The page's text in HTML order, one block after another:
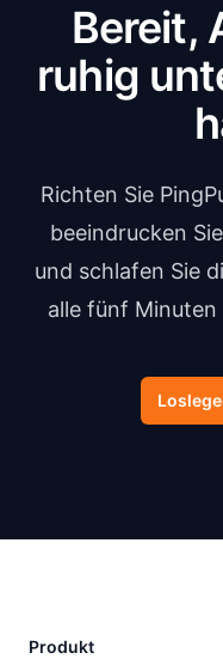
Bereit,
ruhig
Richten Sie
beeindrucken
und schlafen Sie
alle fünf
Produkt